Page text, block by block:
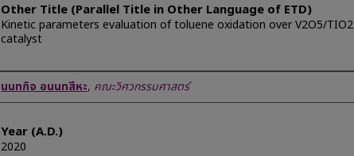
Other Title (Parallel Title in Other Language of ETD)
Kinetic parameters evaluation of toluene oxidation over V2O5/TIO2
catalyst
Author
นนทกิจ อนนทสีหะ, คณะวิศวกรรมศาสตร์
Year (A.D.)
2020